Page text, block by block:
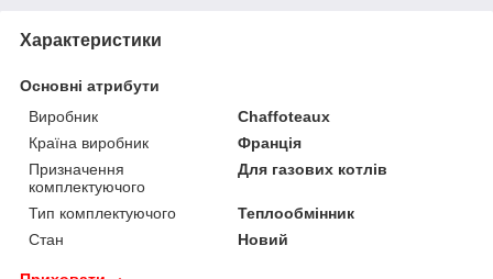
Характеристики
Основні атрибути
Виробник
Chaffoteaux
Країна виробник
Франція
Призначення
комплектуючого
Для газових котлів
Тип комплектуючого
Теплообмінник
Стан
Новий